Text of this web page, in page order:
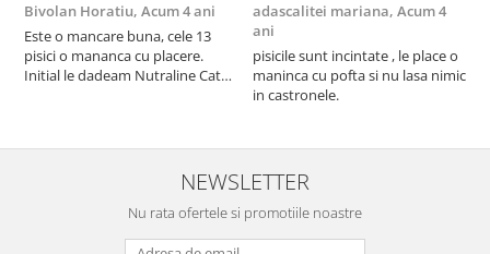
Bivolan Horatiu, Acum 4 ani
Este o mancare buna, cele 13
pisici o mananca cu placere.
Initial le dadeam Nutraline Cat
nu o mananca cu placere. Eu
sunt multumit si voi continua cu
adascalitei mariana, Acum 4
ani
pisicile sunt incintate , le place o
maninca cu pofta si nu lasa nimic
in castronele.
NEWSLETTER
Nu rata ofertele si promotiile noastre